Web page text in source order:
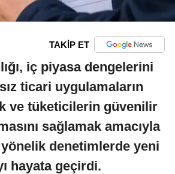
TAKİP ET
iç piyasa dengelerini
ticari uygulamaların
ve tüketicilerin güvenilir
sağlamak amacıyla
denetimlerde yeni
hayata geçirdi.